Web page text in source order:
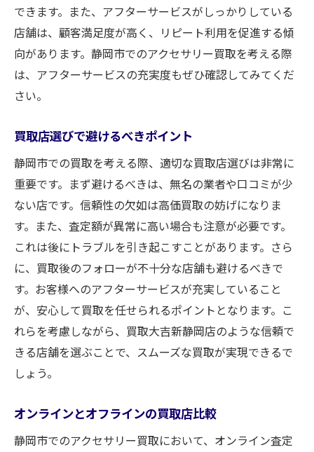
できます。また、アフターサービスがしっかりしている
店舗は、顧客満足度が高く、リピート利用を促進する傾
向があります。静岡市でのアクセサリー買取を考える際
は、アフターサービスの充実度もぜひ確認してみてくだ
さい。
買取店選びで避けるべきポイント
静岡市での買取を考える際、適切な買取店選びは非常に
重要です。まず避けるべきは、無名の業者や口コミが少
ない店です。信頼性の欠如は高価買取の妨げになりま
す。また、査定額が異常に高い場合も注意が必要です。
これは後にトラブルを引き起こすことがあります。さら
に、買取後のフォローが不十分な店舗も避けるべきで
す。お客様へのアフターサービスが充実していること
が、安心して買取を任せられるポイントとなります。こ
れらを考慮しながら、買取大吉新静岡店のような信頼で
きる店舗を選ぶことで、スムーズな買取が実現できるで
しょう。
オンラインとオフラインの買取店比較
静岡市でのアクセサリー買取において、オンライン査定